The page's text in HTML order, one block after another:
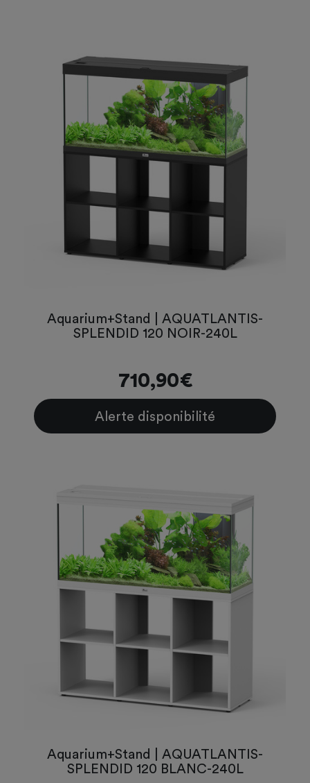
Aquarium+Stand | AQUATLANTIS-
SPLENDID 120 NOIR-240L
710,90€
Alerte disponibilité
Aquarium+Stand | AQUATLANTIS-
SPLENDID 120 BLANC-240L